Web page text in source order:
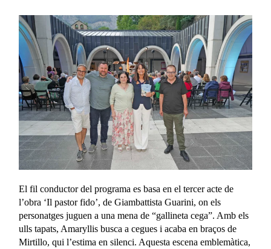
El fil conductor del programa es basa en el tercer acte de
l’obra ‘Il pastor fido’, de Giambattista Guarini, on els
personatges juguen a una mena de “gallineta cega”. Amb els
ulls tapats, Amaryllis busca a cegues i acaba en braços de
Mirtillo, qui l’estima en silenci. Aquesta escena emblemàtica,